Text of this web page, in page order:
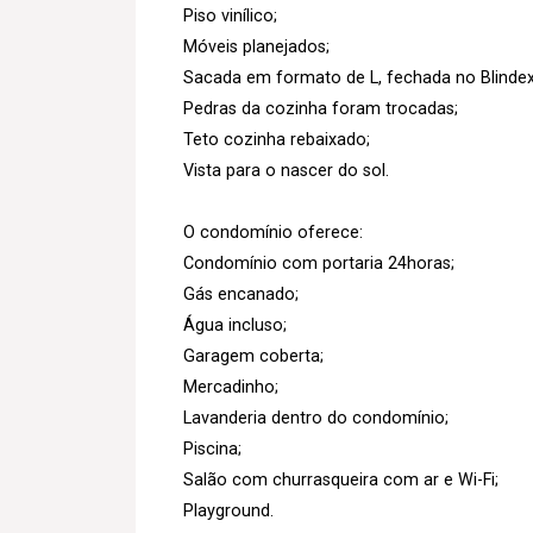
Piso vinílico;
Móveis planejados;
Sacada em formato de L, fechada no
Pedras da cozinha foram trocadas;
Teto cozinha rebaixado;
Vista para o nascer do sol.
O condomínio oferece:
Condomínio com portaria 24horas;
Gás encanado;
Água incluso;
Garagem coberta;
Mercadinho;
Lavanderia dentro do condomínio;
Piscina;
Salão com churrasqueira com ar e Wi-Fi;
Playground.